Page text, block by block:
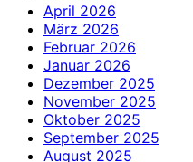
April 2026
März 2026
Februar 2026
Januar 2026
Dezember 2025
November 2025
Oktober 2025
September 2025
August 2025